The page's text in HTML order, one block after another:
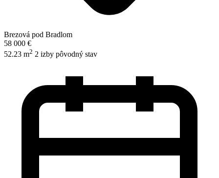
Brezová pod Bradlom
58 000 €
52.23 m2 2 izby pôvodný stav